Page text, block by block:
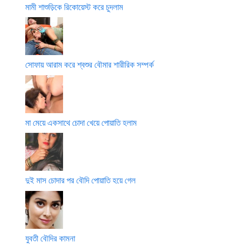
মামী শাশুড়িকে রিকোয়েস্ট করে চুদলাম
সোফায় আরাম করে শ্বশুর বৌমার শারীরিক সম্পর্ক
মা মেয়ে একসাথে চোদা খেয়ে পোয়াতি হলাম
দুই মাস চোদার পর বৌদি পোয়াতি হয়ে গেল
যুবতী বৌদির কামনা